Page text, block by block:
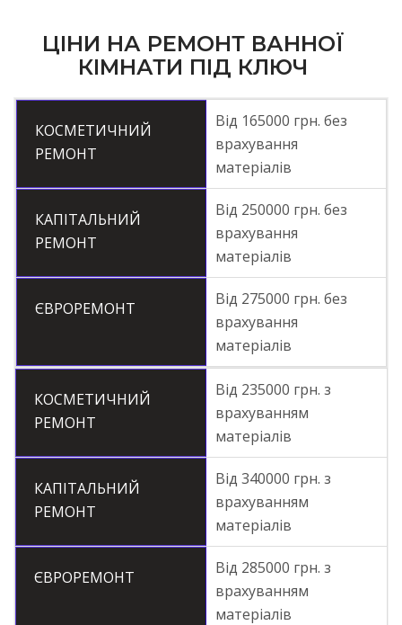
ЦІНИ НА РЕМОНТ ВАННОЇ
КІМНАТИ ПІД КЛЮЧ
КОСМЕТИЧНИЙ
РЕМОНТ
Від 165000 грн. без
врахування
матеріалів
КАПІТАЛЬНИЙ
РЕМОНТ
Від 250000 грн. без
врахування
матеріалів
ЄВРОРЕМОНТ
Від 275000 грн. без
врахування
матеріалів
КОСМЕТИЧНИЙ
РЕМОНТ
Від 235000 грн. з
врахуванням
матеріалів
КАПІТАЛЬНИЙ
РЕМОНТ
Від 340000 грн. з
врахуванням
матеріалів
ЄВРОРЕМОНТ
Від 285000 грн. з
врахуванням
матеріалів